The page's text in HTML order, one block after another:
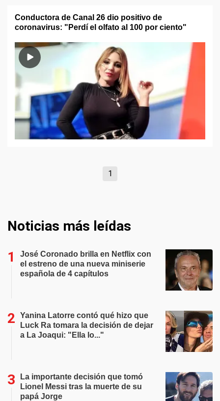
Conductora de Canal 26 dio positivo de
coronavirus: "Perdí el olfato al 100 por ciento"
1
Noticias más leídas
José Coronado brilla en Netflix con
el estreno de una nueva miniserie
española de 4 capítulos
Yanina Latorre contó qué hizo que
Luck Ra tomara la decisión de dejar
a La Joaqui: "Ella lo..."
La importante decisión que tomó
Lionel Messi tras la muerte de su
papá Jorge